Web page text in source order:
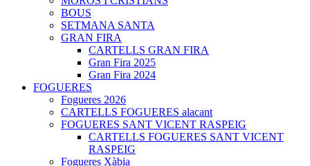
BOUS
SETMANA SANTA
GRAN FIRA
CARTELLS GRAN FIRA
Gran Fira 2025
Gran Fira 2024
FOGUERES
Fogueres 2026
CARTELLS FOGUERES alacant
FOGUERES SANT VICENT RASPEIG
CARTELLS FOGUERES SANT VICENT
RASPEIG
Fogueres Xàbia